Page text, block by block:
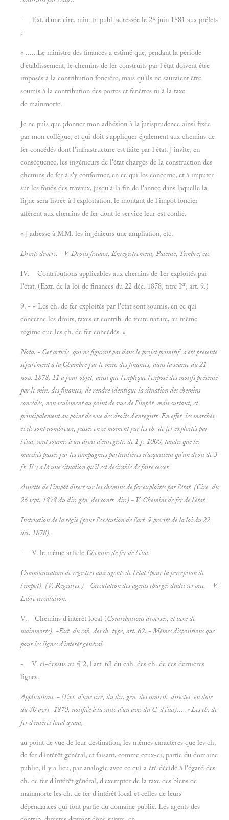
- Ext. d'une cire. min. tr. publ. adressée le 28 juin 1881 aux préfets
:
« ..... Le ministre des finances a estimé que, pendant la période
d'établissement, le chemins de fer construits par l'état doivent être
imposés à la contribution foncière, mais qu'ils ne sauraient être
soumis à la contribution des portes et fenêtres ni à la taxe
de mainmorte.
Je ne puis que ¡donner mon adhésion à la jurisprudence ainsi fixée
par mon collègue, et qui doit s'appliquer également aux chemins de
fer concédés dont l'infrastructure est faite par l'état. J'invite, en
conséquence, les ingénieurs de l'état chargés de la construction des
chemins de fer à s'y conformer, en ce qui les concerne, et à imputer
sur les fonds des travaux, jusqu'à la fin de l'année dans laquelle la
ligne sera livrée à l'exploitation, le montant de l'impôt foncier
afférent aux chemins de fer dont le service leur est confié.
« J'adresse à MM. les ingénieurs une ampliation, etc.
Droits divers. - V.Droits fiscaux, Enregistrement, Patente, Timbre, etc.
IV. Contributions applicables aux chemins de 1er exploités par
l'état. (Extr. de la loi de finances du 22 déc. 1878, titre Ier, art. 9.)
9. - « Les ch. de fer exploités par l'état sont soumis, en ce qui
concerne les droits, taxes et contrib. de toute nature, au même
régime que les çh. de fer concédés. »
Nota. - Cet article, qui ne figurait pas dans le projet primitif, a été présenté
séparément à la Chambre par le min. des finances, dans la séance du 21
nov. 1878. 11 a pour objet, ainsi que l'explique l'exposé des motifs présenté
par le min. des finances, de rendre identique la situation des chemins
concédés, non seulement au point de vue de l'impôt, mais surtout, et
principalement au point de vue des droits d'enregistr. En effet, les marchés,
et ils sont nombreux, passés en ce moment par les ch. de fer exploités par
l'état, sont soumis à un droit d'enregistr. de 1 p. 1000, tandis que les
marchés passés par les compagnies particulières n'acquittent qu'un droit de 3
fr. Il y a là une situation qu'il est désirable de faire cesser.
Assiette de l'impôt direct sur les chemins de fer exploités par l'état. (Cire, du
26 sept. 1878 du dir. gén. des contr. dir.) - V. Chemins de fer de l'état.
Instruction de la régie (pour l'exécution de l'art. 9 précité de la loi du 22
déc. 1878).
- V. le même article Chemins de fer de l'état.
Communication de registres aux agents de l'état (pour la perception de
l'impôt). (V.Registres.) - Circulation des agents chargés dudit service. - V.
Libre circulation.
V. Chemins d'intérêt local (Contributions diverses, et taxe de
mainmorte). -Ext. du cab. des ch. type, art. 62. - Mêmes dispositions que
pour les lignes d'intérêt général.
- V. ci-dessus au § 2, l'art. 63 du cah. des ch. de ces dernières
lignes.
Applications. - (Ext. d'une cire, du dir. gén. des contrib. directes, en date
du 30 avri -1870, notifiée à la suite d'un avis du C. d'état).....« Les ch. de
fer d'intérêt local ayant,
au point de vue de leur destination, les mêmes caractères que les ch.
de fer d'intérêt général, et faisant, comme ceux-ci, partie du domaine
public, il y a lieu, par analogie avec ce qui a été décidé à l'égard des
ch. de fer d'intérêt général, d'exempter de la taxe des biens de
mainmorte les ch. de fer d'intérêt local et celles de leurs
dépendances qui font partie du domaine public. Les agents des